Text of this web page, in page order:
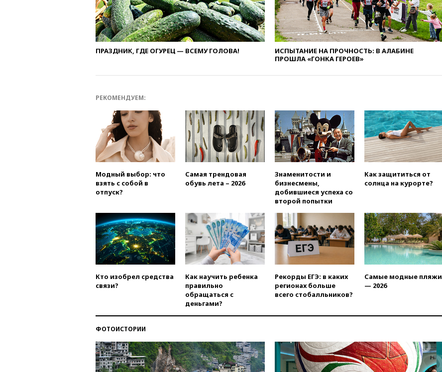
здоровью детей
05:51Трамп подписал указ
против «родильного туризма»
в США
04:00Суд взыскал почти 5 млн
рублей в пользу семьи
мальчика
обречены на провал
02:00
Ни один водоем Англии
не соответствует нормам
химической безопасности
01:00
Трамп: США сами
ракетах и системах Patriot
00:01
арсенала США
вчера, 23:28Слуцкий призвал
признать «Яблоко»
нежелательной организацией
вчера, 23:15 В Смоленске
при падении деревьев во
время урагана
до 2032 года
вчера, 22:28Отказаться от
российского гражданства
ПРАЗДНИК, ГДЕ ОГУРЕЦ — ВСЕМУ ГОЛОВА!
ИСПЫТАНИЕ НА ПРОЧНОСТЬ: В АЛАБИНЕ
ПРОШЛА «ГОНКА ГЕРОЕВ»
РЕКОМЕНДУЕМ:
Модный выбор: что
взять с собой в
отпуск?
Самая трендовая
обувь лета – 2026
Знаменитости и
бизнесмены,
добившиеся успеха со
второй попытки
Как защититься от
солнца на курорте?
Кто изобрел средства
связи?
Как научить ребенка
правильно
обращаться с
деньгами?
Рекорды ЕГЭ: в каких
регионах больше
всего стобалльников?
Самые модные пляжи
— 2026
ФОТОИСТОРИИ